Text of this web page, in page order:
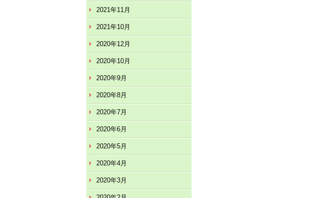
2021年11月
2021年10月
2020年12月
2020年10月
2020年9月
2020年8月
2020年7月
2020年6月
2020年5月
2020年4月
2020年3月